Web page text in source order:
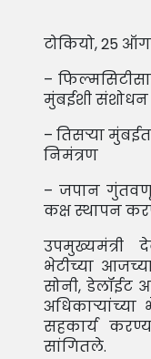
टोकियो, 25
–
मुंबईशी संशोधन
– तिसर्‍या
निमंत्रण
– जपान
कक्ष स्थापन
उपमुख्यमंत्री
भेटीच्या
सोनी, डेलॉईट
सहकार्य
सांगितले.